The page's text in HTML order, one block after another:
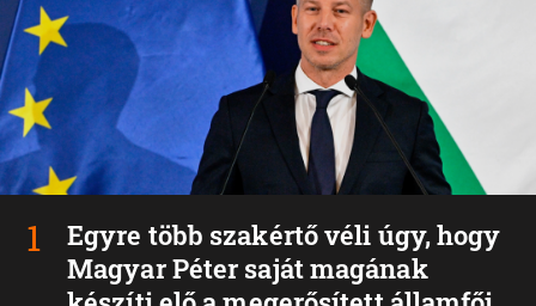
Egyre több szakértő véli úgy, hogy
Magyar Péter saját magának